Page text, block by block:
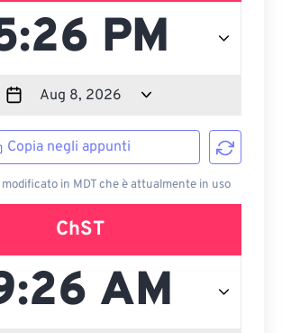
Copia negli appunti
in MDT che è attualmente in uso
ChST